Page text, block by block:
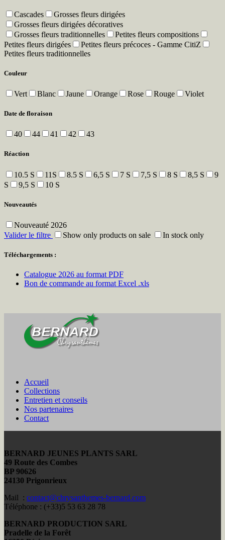
Cascades
Grosses fleurs dirigées
Grosses fleurs dirigées décoratives
Grosses fleurs traditionnelles
Petites fleurs compositions
Petites fleurs dirigées
Petites fleurs précoces - Gamme CitiZ
Petites fleurs traditionnelles
Couleur
Vert Blanc Jaune Orange Rose Rouge Violet
Date de floraison
40 44 41 42 43
Réaction
10.5 S 11S 8.5 S 6,5 S 7 S 7,5 S 8 S 8,5 S
9
S
9,5 S 10 S
Nouveautés
Nouveauté 2026
Valider le filtre
Show only products on sale In stock only
Téléchargements :
Catalogue 2026 au format PDF
Bon de commande au format Excel .xls
Accueil
Collections
Entretien et conseils
Nos partenaires
Contact
BERNARD JEUNES PLANTS SARL
49 Route des Combes
BP 90626
24130 Prigonrieux
Mail : contact@chrysanthemes-bernard.com
Téléphone : (+33)5 53 63 28 78
BERNARD PRODUCTION SARL
Pradelle de la Forêt